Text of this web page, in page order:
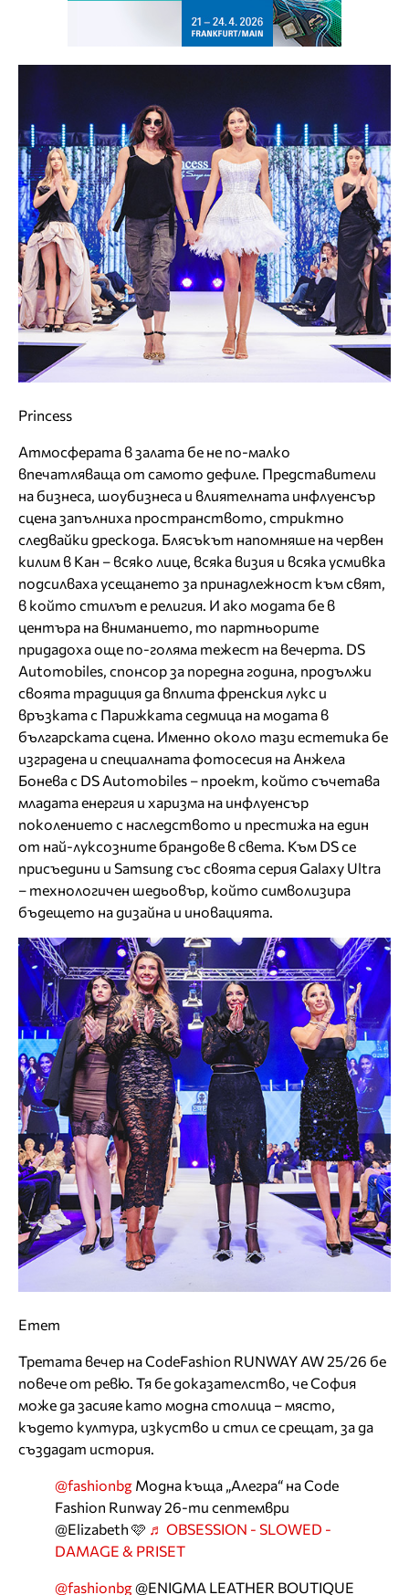
Princess
Атмосферата в залата бе не по-малко
впечатляваща от самото дефиле. Представители
на бизнеса, шоубизнеса и влиятелната инфлуенсър
сцена запълниха пространството, стриктно
следвайки дрескода. Блясъкът напомняше на червен
килим в Кан – всяко лице, всяка визия и всяка усмивка
подсилваха усещането за принадлежност към свят,
в който стилът е религия. И ако модата бе в
центъра на вниманието, то партньорите
придадоха още по-голяма тежест на вечерта. DS
Automobiles, спонсор за поредна година, продължи
своята традиция да вплита френския лукс и
връзката с Парижката седмица на модата в
българската сцена. Именно около тази естетика бе
изградена и специалната фотосесия на Анжела
Бонева с DS Automobiles – проект, който съчетава
младата енергия и харизма на инфлуенсър
поколението с наследството и престижa на един
от най-луксозните брандове в света. Към DS се
присъедини и Samsung със своята серия Galaxy Ultra
– технологичен шедьовър, който символизира
бъдещето на дизайна и иновацията.
Emem
Третата вечер на CodeFashion RUNWAY AW 25/26 бе
повече от ревю. Тя бе доказателство, че София
може да засияе като модна столица – място,
където култура, изкуство и стил се срещат, за да
създадат история.
@fashionbg Модна къща „Алегра“ на Code
Fashion Runway 26-ти септември
@Elizabeth 🩷 ♬ OBSESSION - SLOWED -
DAMAGE & PRISET
@fashionbg@ENIGMA LEATHER BOUTIQUE